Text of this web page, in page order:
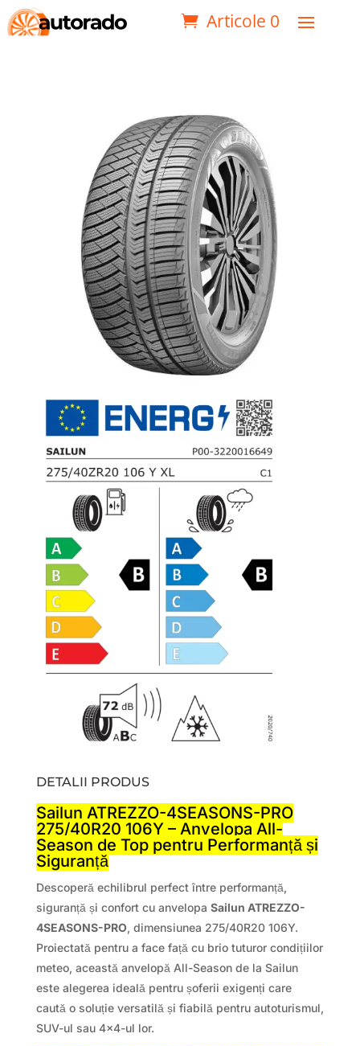
Articole 0
DETALII PRODUS
Sailun ATREZZO-4SEASONS-PRO
275/40R20 106Y – Anvelopa All-
Season de Top pentru Performanță și
Siguranță
Descoperă echilibrul perfect între performanță,
siguranță și confort cu anvelopa Sailun ATREZZO-
4SEASONS-PRO, dimensiunea 275/40R20 106Y.
Proiectată pentru a face față cu brio tuturor condițiilor
meteo, această anvelopă All-Season de la Sailun
este alegerea ideală pentru șoferii exigenți care
caută o soluție versatilă și fiabilă pentru autoturismul,
SUV-ul sau 4×4-ul lor.